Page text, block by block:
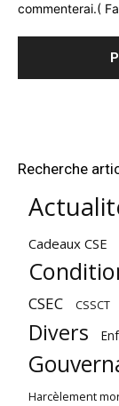
commenterai.(
Recherche
Cadeaux CSE
CSEC CSSCT
Divers
Harcèlement